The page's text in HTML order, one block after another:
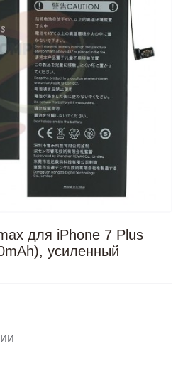
для iPhone 7 Plus
усиленный